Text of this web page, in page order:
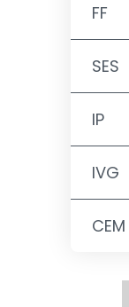
FF
SES
IP
IVG
CEM